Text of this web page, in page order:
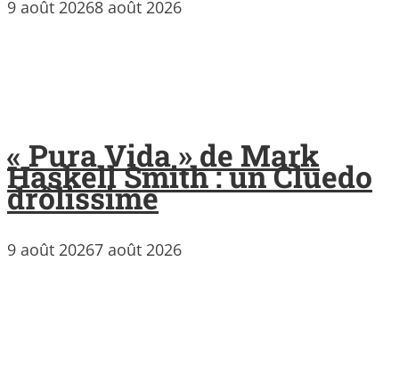
9 août 20268 août 2026
« Pura Vida » de Mark
Haskell Smith : un Cluedo
drôlissime
9 août 20267 août 2026